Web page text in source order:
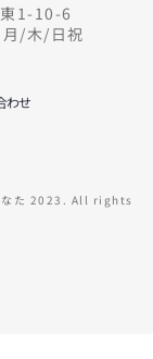
1-10-6
/木/日祝
わせ
なた 2023. All rights